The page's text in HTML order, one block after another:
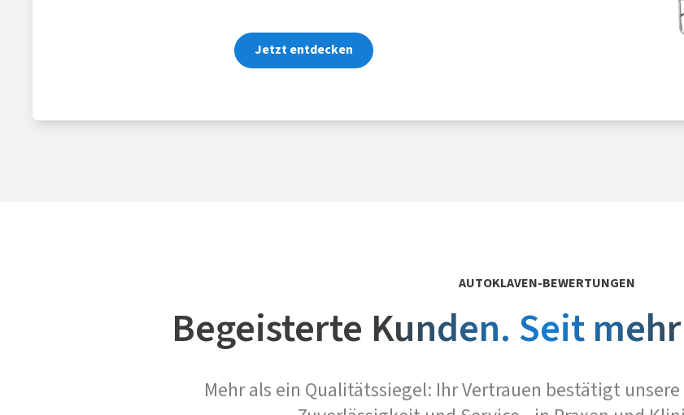
Jetzt entdecken
AUTOKLAVEN-BEWERTUNGEN
Begeisterte Kunden. Seit
Mehr als ein Qualitätssiegel: Ihr Vertrauen bestätigt